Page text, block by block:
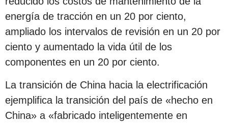
energía de tracción en un 20 por ciento,
ampliado los intervalos de revisión en un 20 por
ciento y aumentado la vida útil de los
componentes en un 20 por ciento.
La transición de China hacia la electrificación
ejemplifica la transición del país de «hecho en
China» a «fabricado inteligentemente en